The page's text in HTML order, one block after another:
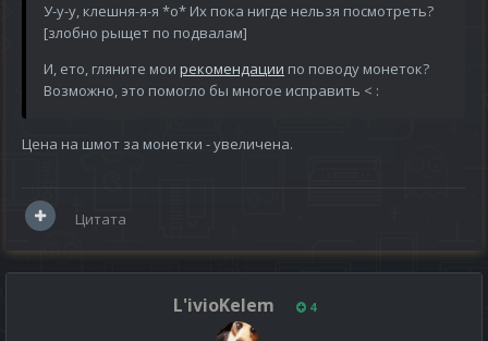
У-у-у, клешня-я-я *о* Их пока нигде нельзя посмотреть?
[злобно рыщет по подвалам]
И, ето, гляните мои рекомендации по поводу монеток?
Возможно, это помогло бы многое исправить < :
Цена на шмот за монетки - увеличена.
Цитата
L'ivioKelem 4